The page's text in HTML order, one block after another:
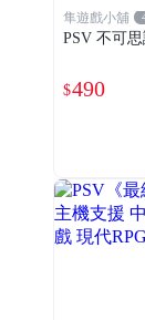
隼遊戲小舖
PSV 不可
$490